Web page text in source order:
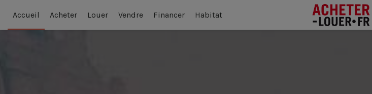
Accueil Acheter Louer Vendre Financer Habitat